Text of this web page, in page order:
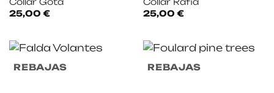
25,00 €
25,00 €
REBAJAS REBAJAS